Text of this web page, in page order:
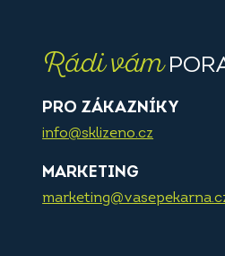
Rádi vám
PRO ZÁKAZNÍKY
info@sklizeno.cz
MARKETING